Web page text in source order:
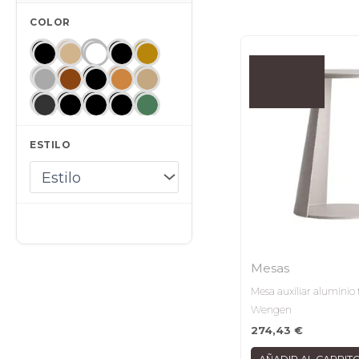
COLOR
ESTILO
Mesas
Mesa auxiliar aluminio
Wengen
274,43 €